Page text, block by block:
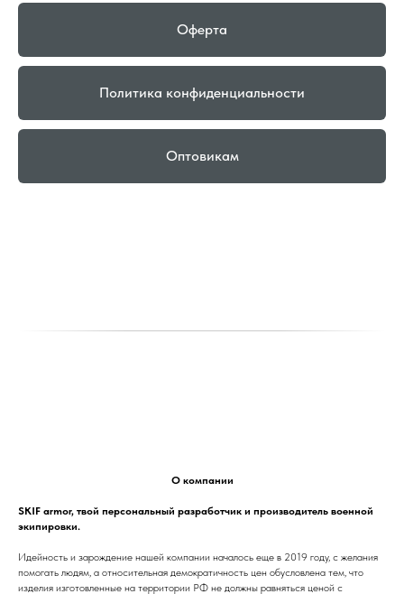
Оферта
Политика конфиденциальности
Оптовикам
О компании
SKIF armor, твой персональный разработчик и производитель военной
экипировки.
Идейность и зарождение нашей компании началось еще в 2019 году, с желания
помогать людям, а относительная демократичность цен обусловлена тем, что
изделия изготовленные на территории РФ не должны равняться ценой с